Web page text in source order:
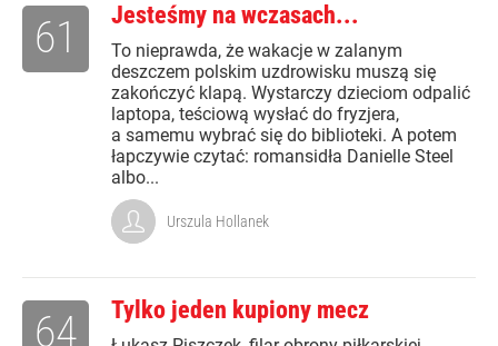
Jesteśmy na wczasach...
To nieprawda, że wakacje w zalanym
deszczem polskim uzdrowisku muszą się
zakończyć klapą. Wystarczy dzieciom odpalić
laptopa, teściową wysłać do fryzjera,
a samemu wybrać się do biblioteki. A potem
łapczywie czytać: romansidła Danielle Steel
albo...
61
Urszula Hollanek
Tylko jeden kupiony mecz
64